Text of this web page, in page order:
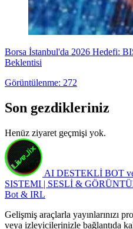
Borsa İstanbul'da 2026 Hedefi:
Beklentisi
Görüntülenme: 272
Son gezdikleriniz
Henüz ziyaret geçmişi yok.
AI DESTEKLİ BOT
SISTEMI | SESLİ &
Bot & IRL
Gelişmiş araçlarla yayınlarınızı
veya izleyicilerinizle bağlantıda